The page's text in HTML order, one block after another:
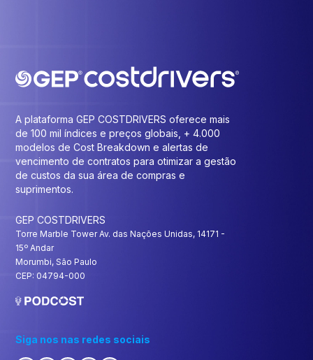
A plataforma GEP COSTDRIVERS oferece mais
de 100 mil índices e preços globais, + 4.000
modelos de Cost Breakdown e alertas de
vencimento de contratos para otimizar a gestão
de custos da sua área de compras e
suprimentos.
GEP COSTDRIVERS
Torre Marble Tower Av. das Nações Unidas, 14171 -
15º Andar
Morumbi, São Paulo
CEP: 04794-000
Siga nos nas redes sociais